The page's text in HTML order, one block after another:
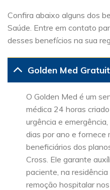
Confira abaixo alguns dos
Saúde. Entre em contato
desses benefícios na sua
Golden Med
O Golden Med é um
médica 24 horas
urgência e
dias por ano e fornece
beneficiários dos
Cross. Ele garante
paciente, na
remoção hospitalar